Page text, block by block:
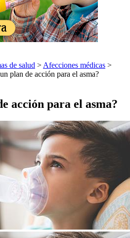
de salud > Afecciones médicas >
plan de acción para el asma?
acción para el asma?